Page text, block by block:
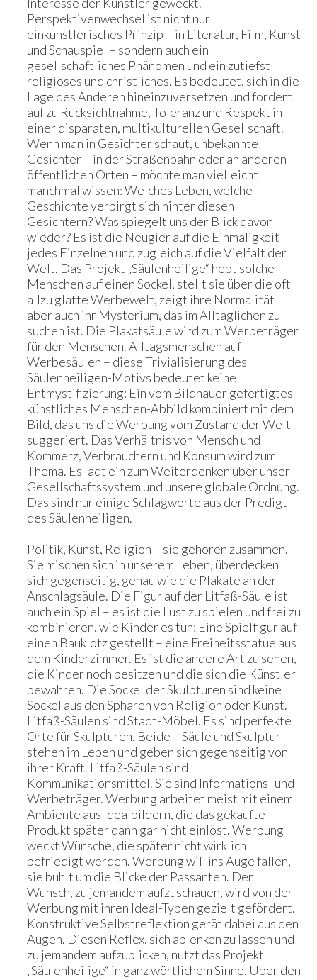
Perspektivenwechsel ist nicht nur
einkünstlerisches Prinzip – in Literatur, Film, Kunst
und Schauspiel – sondern auch ein
gesellschaftliches Phänomen und ein zutiefst
religiöses und christliches. Es bedeutet, sich in die
Lage des Anderen hineinzuversetzen und fordert
auf zu Rücksichtnahme, Toleranz und Respekt in
einer disparaten, multikulturellen Gesellschaft.
Wenn man in Gesichter schaut, unbekannte
Gesichter – in der Straßenbahn oder an anderen
öffentlichen Orten – möchte man vielleicht
manchmal wissen: Welches Leben, welche
Geschichte verbirgt sich hinter diesen
Gesichtern? Was spiegelt uns der Blick davon
wieder? Es ist die Neugier auf die Einmaligkeit
jedes Einzelnen und zugleich auf die Vielfalt der
Welt. Das Projekt „Säulenheilige“ hebt solche
Menschen auf einen Sockel, stellt sie über die oft
allzu glatte Werbewelt, zeigt ihre Normalität
aber auch ihr Mysterium, das im Alltäglichen zu
suchen ist. Die Plakatsäule wird zum Werbeträger
für den Menschen. Alltagsmenschen auf
Werbesäulen – diese Trivialisierung des
Säulenheiligen-Motivs bedeutet keine
Entmystifizierung: Ein vom Bildhauer gefertigtes
künstliches Menschen-Abbild kombiniert mit dem
Bild, das uns die Werbung vom Zustand der Welt
suggeriert. Das Verhältnis von Mensch und
Kommerz, Verbrauchern und Konsum wird zum
Thema. Es lädt ein zum Weiterdenken über unser
Gesellschaftssystem und unsere globale Ordnung.
Das sind nur einige Schlagworte aus der Predigt
des Säulenheiligen.
Politik, Kunst, Religion – sie gehören zusammen.
Sie mischen sich in unserem Leben, überdecken
sich gegenseitig, genau wie die Plakate an der
Anschlagsäule. Die Figur auf der Litfaß-Säule ist
auch ein Spiel – es ist die Lust zu spielen und frei zu
kombinieren, wie Kinder es tun: Eine Spielfigur auf
einen Bauklotz gestellt – eine Freiheitsstatue aus
dem Kinderzimmer. Es ist die andere Art zu sehen,
die Kinder noch besitzen und die sich die Künstler
bewahren. Die Sockel der Skulpturen sind keine
Sockel aus den Sphären von Religion oder Kunst.
Litfaß-Säulen sind Stadt-Möbel. Es sind perfekte
Orte für Skulpturen. Beide – Säule und Skulptur –
stehen im Leben und geben sich gegenseitig von
ihrer Kraft. Litfaß-Säulen sind
Kommunikationsmittel. Sie sind Informations- und
Werbeträger. Werbung arbeitet meist mit einem
Ambiente aus Idealbildern, die das gekaufte
Produkt später dann gar nicht einlöst. Werbung
weckt Wünsche, die später nicht wirklich
befriedigt werden. Werbung will ins Auge fallen,
sie buhlt um die Blicke der Passanten. Der
Wunsch, zu jemandem aufzuschauen, wird von der
Werbung mit ihren Ideal-Typen gezielt gefördert.
Konstruktive Selbstreflektion gerät dabei aus den
Augen. Diesen Reflex, sich ablenken zu lassen und
zu jemandem aufzublicken, nutzt das Projekt
„Säulenheilige“ in ganz wörtlichem Sinne. Über den